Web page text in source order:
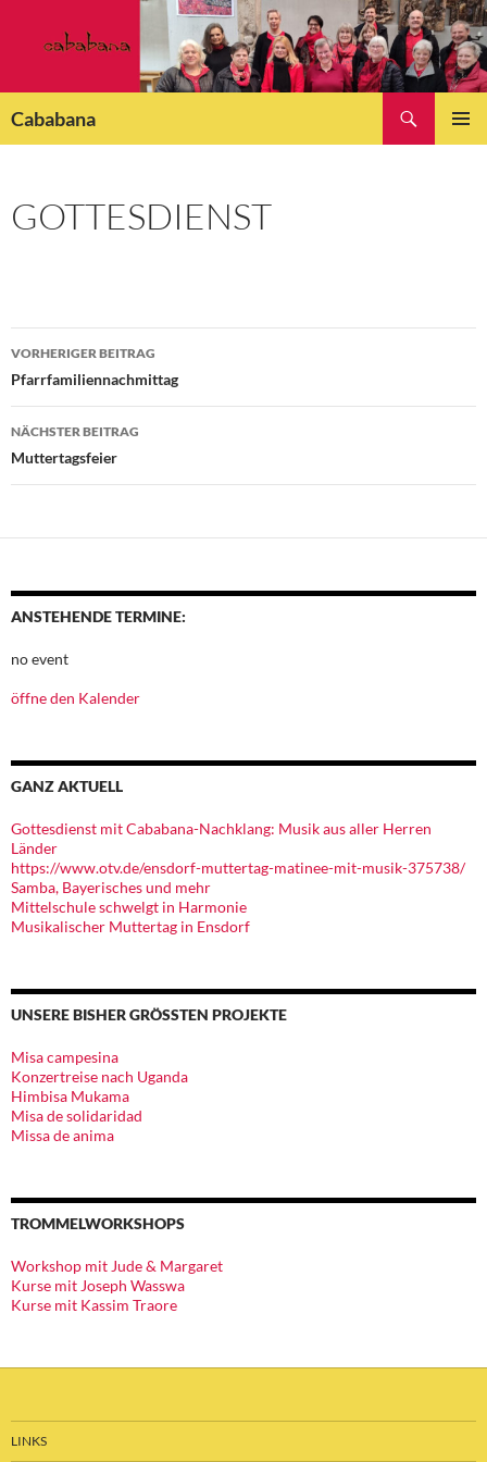
Cababana
GOTTESDIENST
Beitragsnavigation
VORHERIGER BEITRAG
Pfarrfamiliennachmittag
NÄCHSTER BEITRAG
Muttertagsfeier
ANSTEHENDE TERMINE:
no event
öffne den Kalender
GANZ AKTUELL
Gottesdienst mit Cababana-Nachklang: Musik aus aller Herren
Länder
https://www.otv.de/ensdorf-muttertag-matinee-mit-musik-375738/
Samba, Bayerisches und mehr
Mittelschule schwelgt in Harmonie
Musikalischer Muttertag in Ensdorf
UNSERE BISHER GRÖSSTEN PROJEKTE
Misa campesina
Konzertreise nach Uganda
Himbisa Mukama
Misa de solidaridad
Missa de anima
TROMMELWORKSHOPS
Workshop mit Jude & Margaret
Kurse mit Joseph Wasswa
Kurse mit Kassim Traore
LINKS